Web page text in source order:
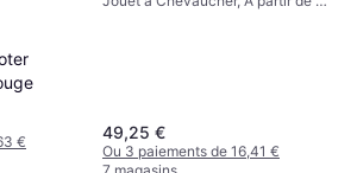
€
49,25 €
Ou 3 paiements de 16,41 €